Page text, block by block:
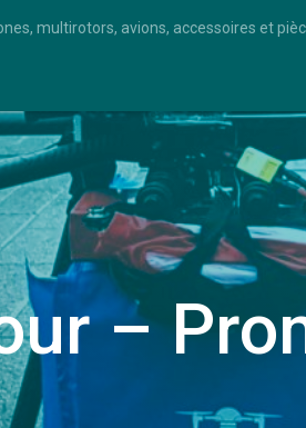
multirotors, avions, accessoires et
–